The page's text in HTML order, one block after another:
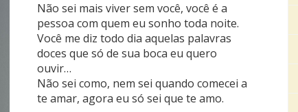
Não sei mais viver sem você, você é a
pessoa com quem eu sonho toda noite.
Você me diz todo dia aquelas palavras
doces que só de sua boca eu quero
ouvir…
Não sei como, nem sei quando comecei a
te amar, agora eu só sei que te amo.